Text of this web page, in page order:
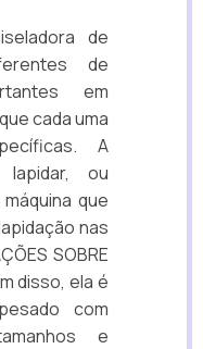
de
de
em
cada uma
A
ou
que
nas
SOBRE
disso, ela é
com
e